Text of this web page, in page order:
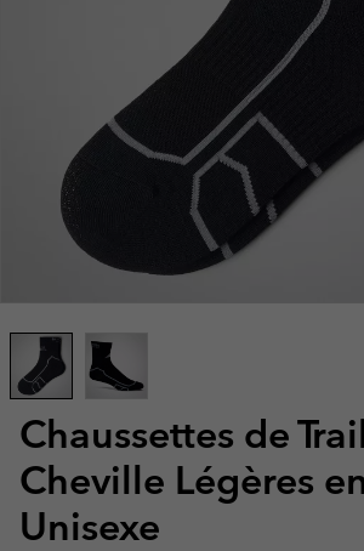
Chaussettes de
Cheville Légères
Unisexe